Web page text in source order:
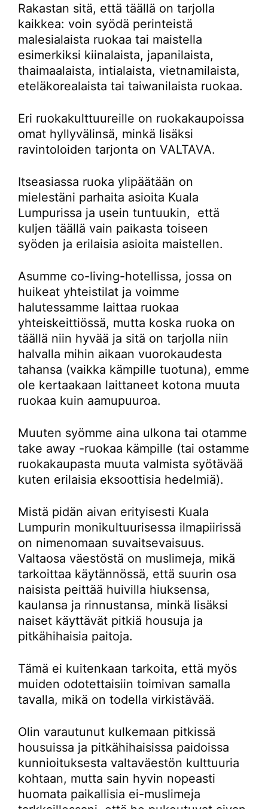
Rakastan sitä, että täällä on tarjolla
kaikkea: voin syödä perinteistä
malesialaista ruokaa tai maistella
esimerkiksi kiinalaista, japanilaista,
thaimaalaista, intialaista, vietnamilaista,
eteläkorealaista tai taiwanilaista ruokaa.
Eri ruokakulttuureille on ruokakaupoissa
omat hyllyvälinsä, minkä lisäksi
ravintoloiden tarjonta on VALTAVA.
Itseasiassa ruoka ylipäätään on
mielestäni parhaita asioita Kuala
Lumpurissa ja usein tuntuukin, että
kuljen täällä vain paikasta toiseen
syöden ja erilaisia asioita maistellen.
Asumme co-living-hotellissa, jossa on
huikeat yhteistilat ja voimme
halutessamme laittaa ruokaa
yhteiskeittiössä, mutta koska ruoka on
täällä niin hyvää ja sitä on tarjolla niin
halvalla mihin aikaan vuorokaudesta
tahansa (vaikka kämpille tuotuna), emme
ole kertaakaan laittaneet kotona muuta
ruokaa kuin aamupuuroa.
Muuten syömme aina ulkona tai otamme
take away -ruokaa kämpille (tai ostamme
ruokakaupasta muuta valmista syötävää
kuten erilaisia eksoottisia hedelmiä).
Mistä pidän aivan erityisesti Kuala
Lumpurin monikultuurisessa ilmapiirissä
on nimenomaan suvaitsevaisuus.
Valtaosa väestöstä on muslimeja, mikä
tarkoittaa käytännössä, että suurin osa
naisista peittää huivilla hiuksensa,
kaulansa ja rinnustansa, minkä lisäksi
naiset käyttävät pitkiä housuja ja
pitkähihaisia paitoja.
Tämä ei kuitenkaan tarkoita, että myös
muiden odotettaisiin toimivan samalla
tavalla, mikä on todella virkistävää.
Olin varautunut kulkemaan pitkissä
housuissa ja pitkähihaisissa paidoissa
kunnioituksesta valtaväestön kulttuuria
kohtaan, mutta sain hyvin nopeasti
huomata paikallisia ei-muslimeja